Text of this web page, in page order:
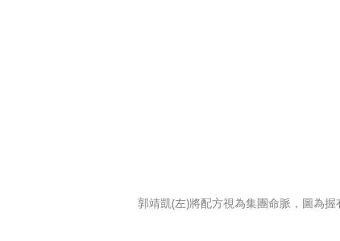
郭靖凱(左)將配方視為集團命脈，圖為握